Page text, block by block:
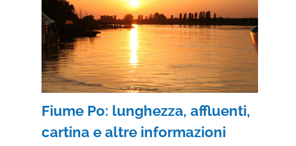
Fiume Po: lunghezza, affluenti,
cartina e altre informazioni